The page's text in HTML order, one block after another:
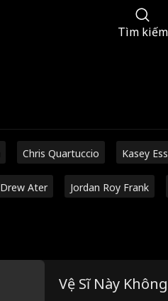
Tìm kiếm
Chris Quartuccio Kasey
Drew Ater Jordan Roy Frank
Vệ Sĩ Này